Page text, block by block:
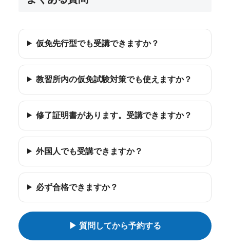
仮免先行型でも受講できますか？
教習所内の仮免試験対策でも使えますか？
修了証明書があります。受講できますか？
外国人でも受講できますか？
必ず合格できますか？
▶ 質問してから予約する